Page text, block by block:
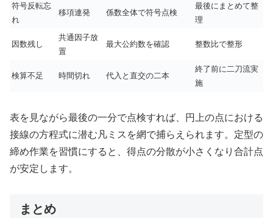
符号反転忘
れ
移項連発 係数全体で符号点検
最後にまとめて整
理
因数残し
共通因子放
置
最大公約数を確認 整数比で整形
検算不足 時間切れ 代入と直交の二本
終了前に二刀流実
施
表を見ながら最後の一分で点検すれば、円上の点における
接線の方程式に潜む凡ミスを網で捕らえられます。定型の
締め作業を習慣にすると、得点の分散が小さくなり合計点
が安定します。
まとめ